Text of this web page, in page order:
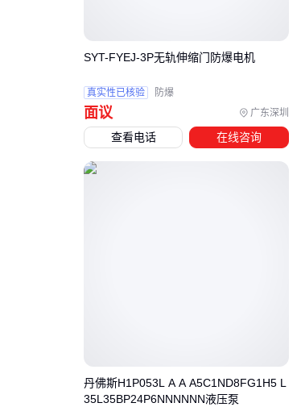
面议 广东深圳
SYT-FYEJ-3P无轨伸缩门防爆电机
真实性已核验 防爆
查看电话 在线咨询
丹佛斯H1P053L A A A5C1ND8FG1H5 L
35L35BP24P6NNNNNN液压泵